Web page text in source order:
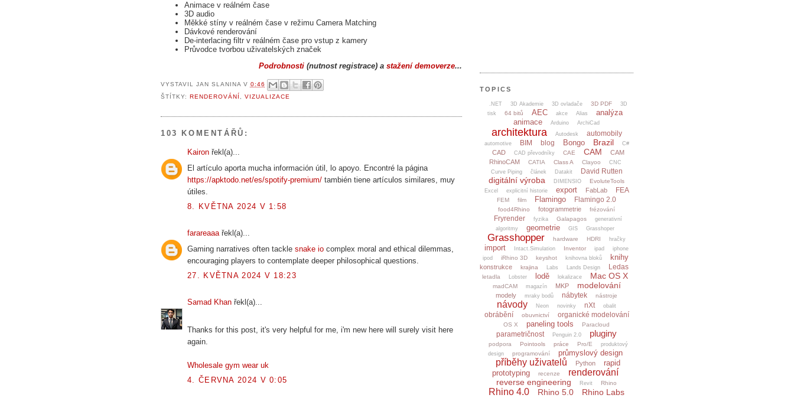
Animace v reálném čase
3D audio
Měkké stíny v reálném čase v režimu Camera Matching
Dávkové renderování
De-interlacing filtr v reálném čase pro vstup z kamery
Průvodce tvorbou uživatelských značek
Podrobnosti (nutnost registrace) a stažení demoverze...
VYSTAVIL JAN SLANINA V 0:46
ŠTÍTKY: RENDEROVÁNÍ VIZUALIZACE
103 KOMENTÁŘŮ:
Kairon řekl(a)...
El artículo aporta mucha información útil, lo apoyo. Encontré la página
https://apktodo.net/es/spotify-premium/ también tiene artículos similares, muy
útiles.
8. KVĚTNA 2024 V 1:58
farareaaařekl(a)...
Gaming narratives often tackle snake io complex moral and ethical dilemmas,
encouraging players to contemplate deeper philosophical questions.
27. KVĚTNA 2024 V 18:23
Samad Khan řekl(a)...
Thanks for this post, it's very helpful for me, i'm new here will surely visit here
again.
Wholesale gym wear uk
4. ČERVNA 2024 V 0:05
TOPICS
.NET 3D Akademie 3D ovladače 3D PDF
3D
tisk
64 bitů AEC akce Alias
analýza
animace
Arduino ArchiCad
architektura Autodesk automobily
automotive BIM blog Bongo Brazil C#
CAD CAD převodníky CAE CAM
CAM
RhinoCAM
CATIA Class A Clayoo
CNC
Curve Piping
článek Datakit David Rutten
digitální výroba DIMENSIO EvoluteTools
Excel explicitní historie export FabLab FEA
FEM film Flamingo Flamingo 2.0
food4Rhino fotogrammetrie frézování
Fryrender fyzika Galapagos
generativní
algoritmy
geometrie GIS Grasshoper
Grasshopper hardware HDRI hračky
import Intact.Simulation Inventor ipad
iphone
ipod
iRhino 3D keyshot knihovna bloků knihy
konstrukce krajina Labs Lands Design Ledas
letadla Lobster lodě lokalizace Mac OS X
madCAM magazín MKP modelování
modely mraky bodů nábytek nástroje
návody Neon novinky nXt obalit
obrábění obuvnictví organické modelování
OS X paneling tools Paracloud
parametričnost Penguin 2.0 pluginy
podpora Pointools práce Pro/E
produktový
design
programování průmyslový design
příběhy uživatelů Python
rapid
prototyping
recenze renderování
reverse engineering Revit Rhino
Rhino 4.0 Rhino 5.0 Rhino Labs